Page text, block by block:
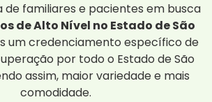
de familiares e pacientes em busca
de Alto Nível no Estado de São
um credenciamento específico de
por todo o Estado de São
assim, maior variedade e mais
comodidade.